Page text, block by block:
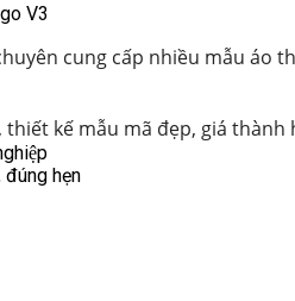
V3
cung cấp nhiều mẫu áo
thiết kế mẫu mã đẹp, giá thành
hẹn